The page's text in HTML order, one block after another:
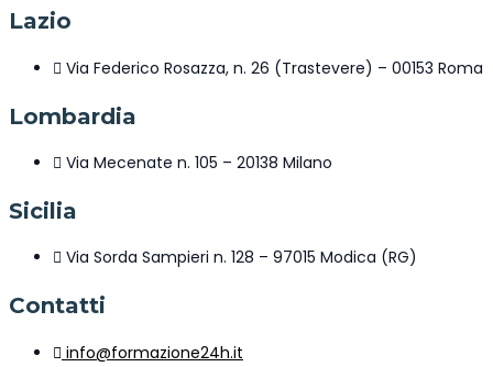
Lazio
Via Federico Rosazza, n. 26 (Trastevere) – 00153 Roma
Lombardia
Via Mecenate n. 105 – 20138 Milano
Sicilia
Via Sorda Sampieri n. 128 – 97015 Modica (RG)
Contatti
info@formazione24h.it